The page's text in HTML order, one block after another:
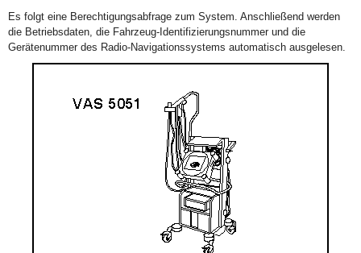
Es folgt eine Berechtigungsabfrage zum System. Anschließend werden
die Betriebsdaten, die Fahrzeug-Identifizierungsnummer und die
Gerätenummer des Radio-Navigationssystems automatisch ausgelesen.